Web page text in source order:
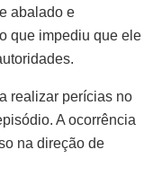
abalado e
que impediu que ele
realizar perícias no
A ocorrência
na direção de